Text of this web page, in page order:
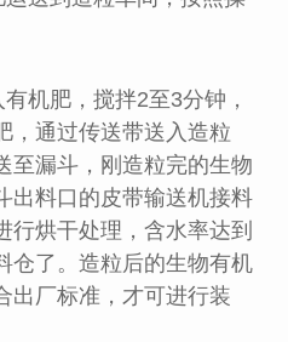
机肥，搅拌2至3分钟，
，通过传送带送入造粒
至漏斗，刚造粒完的生物
出料口的皮带输送机接料
行烘干处理，含水率达到
仓了。造粒后的生物有机
出厂标准，才可进行装